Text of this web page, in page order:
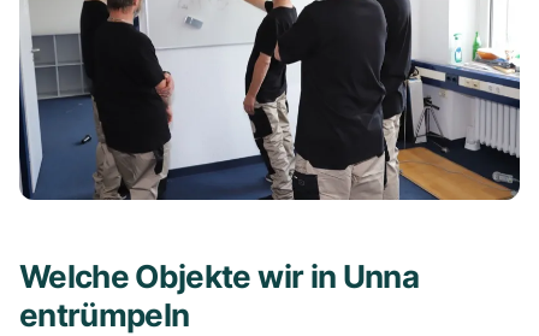
Welche Objekte wir in Unna
entrümpeln